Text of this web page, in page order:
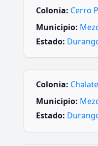
Colonia: Cerro
Municipio:
Estado:
Colonia:
Municipio:
Estado: